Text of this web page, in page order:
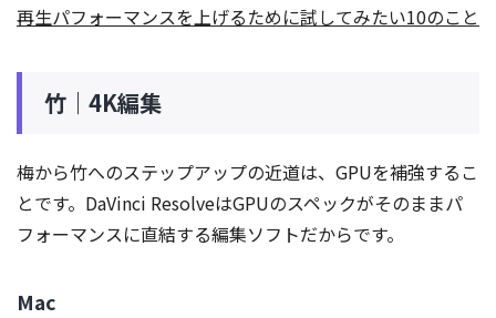
再生パフォーマンスを上げるために試してみたい10のこと
竹｜4K編集
梅から竹へのステップアップの近道は、GPUを補強するこ
とです。DaVinci ResolveはGPUのスペックがそのままパ
フォーマンスに直結する編集ソフトだからです。
Mac